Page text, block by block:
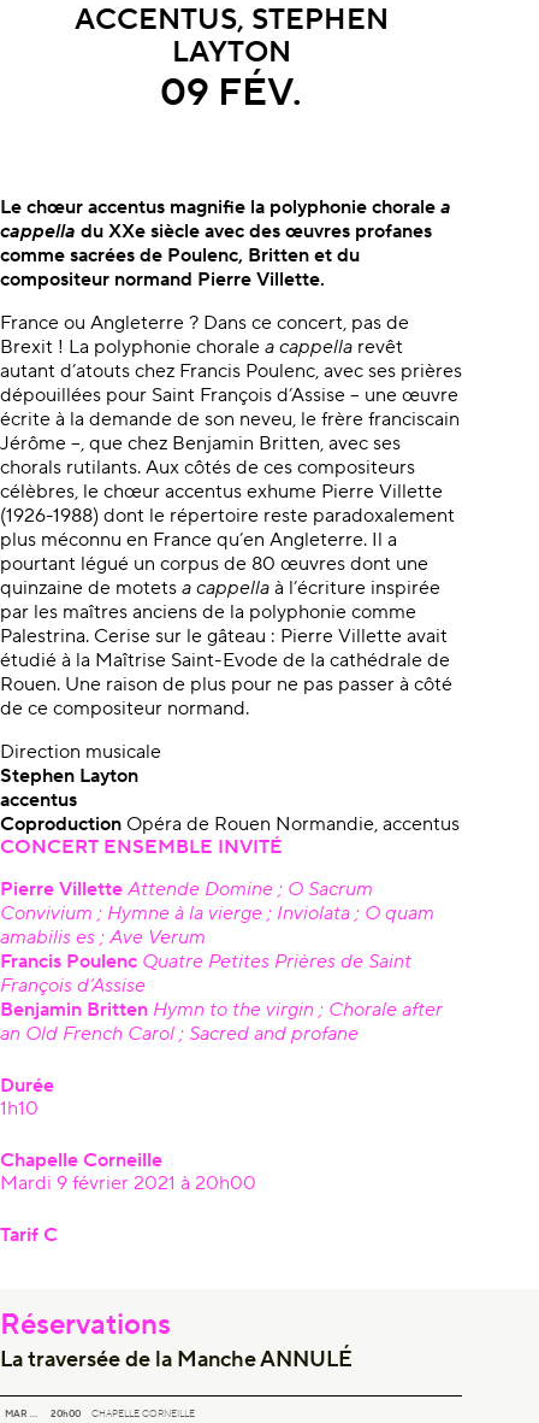
ACCENTUS, STEPHEN
LAYTON
09 FÉV.
À propos du concert
Le chœur accentus magnifie la polyphonie chorale a
cappella du XXe siècle avec des œuvres profanes
comme sacrées de Poulenc, Britten et du
compositeur normand Pierre Villette.
France ou Angleterre ? Dans ce concert, pas de
Brexit ! La polyphonie chorale a cappella revêt
autant d’atouts chez Francis Poulenc, avec ses prières
dépouillées pour Saint François d’Assise – une œuvre
écrite à la demande de son neveu, le frère franciscain
Jérôme –, que chez Benjamin Britten, avec ses
chorals rutilants. Aux côtés de ces compositeurs
célèbres, le chœur accentus exhume Pierre Villette
(1926-1988) dont le répertoire reste paradoxalement
plus méconnu en France qu’en Angleterre. Il a
pourtant légué un corpus de 80 œuvres dont une
quinzaine de motets a cappella à l’écriture inspirée
par les maîtres anciens de la polyphonie comme
Palestrina. Cerise sur le gâteau : Pierre Villette avait
étudié à la Maîtrise Saint-Evode de la cathédrale de
Rouen. Une raison de plus pour ne pas passer à côté
de ce compositeur normand.
Direction musicale
Stephen Layton
accentus
Coproduction Opéra de Rouen Normandie, accentus
CONCERT ENSEMBLE INVITÉ
Pierre Villette Attende Domine ; O Sacrum
Convivium ; Hymne à la vierge ; Inviolata ; O quam
amabilis es ; Ave Verum
Francis Poulenc Quatre Petites Prières de Saint
François d’Assise
Benjamin Britten Hymn to the virgin ; Chorale after
an Old French Carol ; Sacred and profane
Durée
1h10
Chapelle Corneille
Mardi 9 février 2021 à 20h00
Tarif C
Réservations
La traversée de la Manche ANNULÉ
MAR 09 20h00
LA TRAVERSÉE DE LA MANCHE ANNULÉ
CHAPELLE CORNEILLE